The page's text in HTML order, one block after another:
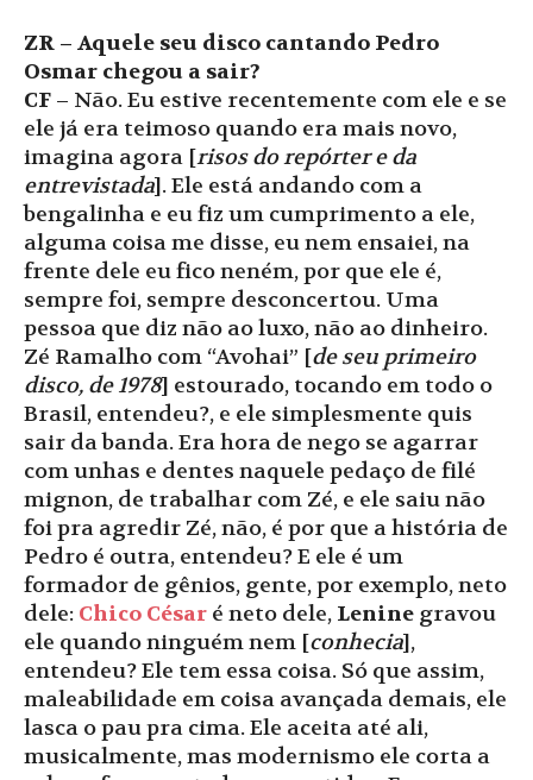
ZR – Aquele seu disco cantando Pedro
Osmar chegou a sair?
CF – Não. Eu estive recentemente com ele e se
ele já era teimoso quando era mais novo,
imagina agora [risos do repórter e da
entrevistada]. Ele está andando com a
bengalinha e eu fiz um cumprimento a ele,
alguma coisa me disse, eu nem ensaiei, na
frente dele eu fico neném, por que ele é,
sempre foi, sempre desconcertou. Uma
pessoa que diz não ao luxo, não ao dinheiro.
Zé Ramalho com “Avohai” [de seu primeiro
disco, de 1978] estourado, tocando em todo o
Brasil, entendeu?, e ele simplesmente quis
sair da banda. Era hora de nego se agarrar
com unhas e dentes naquele pedaço de filé
mignon, de trabalhar com Zé, e ele saiu não
foi pra agredir Zé, não, é por que a história de
Pedro é outra, entendeu? E ele é um
formador de gênios, gente, por exemplo, neto
dele: Chico César é neto dele, Lenine gravou
ele quando ninguém nem [conhecia],
entendeu? Ele tem essa coisa. Só que assim,
maleabilidade em coisa avançada demais, ele
lasca o pau pra cima. Ele aceita até ali,
musicalmente, mas modernismo ele corta a